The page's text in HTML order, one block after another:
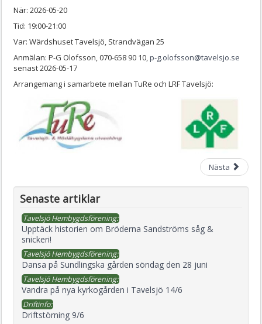
När: 2026-05-20
Tid: 19:00-21:00
Var: Wärdshuset Tavelsjö, Strandvägan 25
Anmälan: P-G Olofsson, 070-658 90 10, p-g.olofsson@tavelsjo.se
senast 2026-05-17
Arrangemang i samarbete mellan TuRe och LRF Tavelsjö:
Nästa
Senaste artiklar
Tavelsjö Hembygdsförening:
Upptäck historien om Bröderna Sandströms såg &
snickeri!
Tavelsjö Hembygdsförening:
Dansa på Sundlingska gården söndag den 28 juni
Tavelsjö Hembygdsförening:
Vandra på nya kyrkogården i Tavelsjö 14/6
Driftinfo:
Driftstörning 9/6